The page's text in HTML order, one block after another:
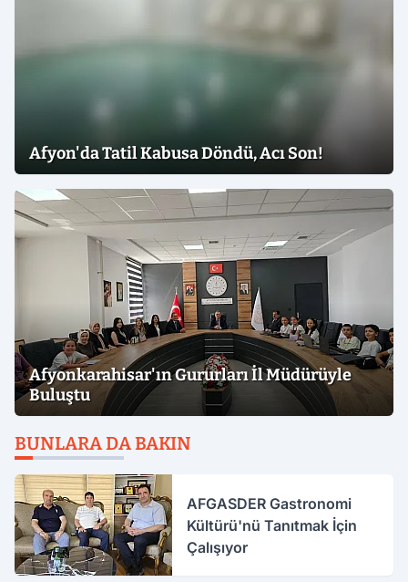
Afyon'da Tatil Kabusa Döndü, Acı Son!
Afyonkarahisar'ın Gururları İl Müdürüyle
Buluştu
BUNLARA DA BAKIN
AFGASDER Gastronomi
Kültürü'nü Tanıtmak İçin
Çalışıyor